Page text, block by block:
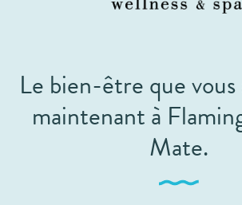
Le bien-être que
maintenant à
Mate.